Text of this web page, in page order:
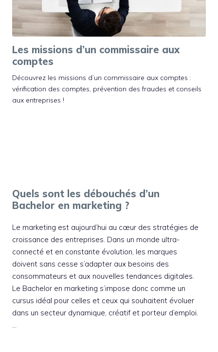
Les missions d’un commissaire aux
comptes
Découvrez les missions d’un commissaire aux comptes :
vérification des comptes, prévention des fraudes et conseils
aux entreprises !
Quels sont les débouchés d’un
Bachelor en marketing ?
Le marketing est aujourd’hui au cœur des stratégies de
croissance des entreprises. Dans un monde ultra-
connecté et en constante évolution, les marques
doivent sans cesse s’adapter aux besoins des
consommateurs et aux nouvelles tendances digitales.
Le Bachelor en marketing s’impose donc comme un
cursus idéal pour celles et ceux qui souhaitent évoluer
dans un secteur dynamique, créatif et porteur d’emploi.
…